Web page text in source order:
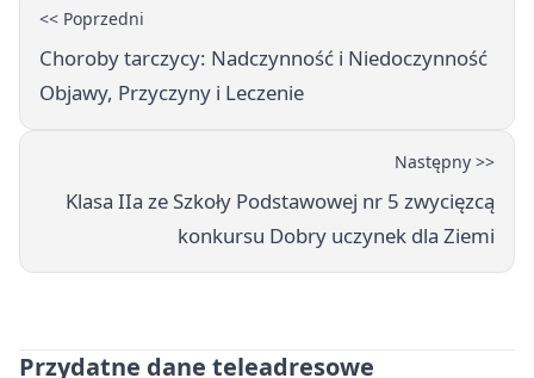
<< Poprzedni
Choroby tarczycy: Nadczynność i Niedoczynność
Objawy, Przyczyny i Leczenie
Następny >>
Klasa IIa ze Szkoły Podstawowej nr 5 zwycięzcą
konkursu Dobry uczynek dla Ziemi
Przydatne dane teleadresowe